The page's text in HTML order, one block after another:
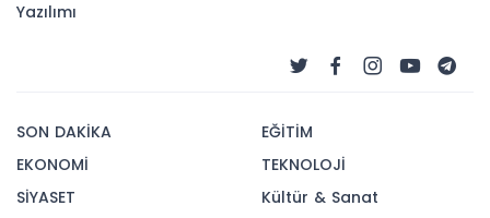
Yazılımı
SON DAKİKA
EKONOMİ
SİYASET
EĞİTİM
TEKNOLOJİ
Kültür & Sanat